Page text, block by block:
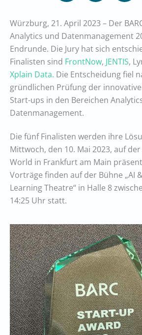
Würzburg, 21. April 2023 – Der
Analytics und Datenmanagement
Endrunde. Die Jury hat sich
Finalisten sind FrontNow, JENTIS,
Xplain Data. Die Entscheidung fiel
gründlichen Prüfung der
Start-ups in den Bereichen
Datenmanagement.
Die fünf Finalisten werden ihre
Mittwoch, den 10. Mai 2023, auf der
World in Frankfurt am Main
Vorträge finden auf der Bühne „AI
Learning Theatre“ in Halle 8
14:25 Uhr statt.